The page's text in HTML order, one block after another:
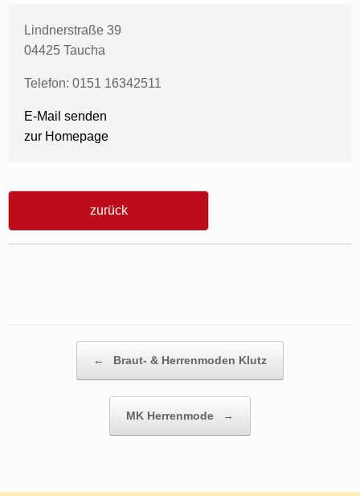
Lindnerstraße 39
04425 Taucha
Telefon: 0151 16342511
E-Mail senden
zur Homepage
zurück
Beitragsnavigation
← Braut- & Herrenmoden Klutz
MK Herrenmode →